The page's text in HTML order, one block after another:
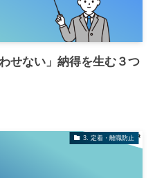
せない」納得を生む３つ
3. 定着・離職防止